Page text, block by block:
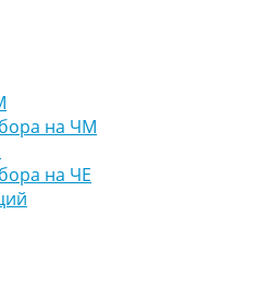
на ЧМ
на ЧЕ